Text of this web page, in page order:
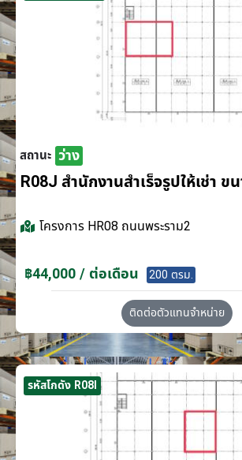
สถานะ ว่าง
R08J สำนักงานสำเร็จรูปให้เช่า ข
โครงการ HR08 ถนนพระราม2
฿44,000 / ต่อเดือน 200 ตรม.
ติดต่อตัวแทนจำหน่าย
รหัสโกดัง R08I